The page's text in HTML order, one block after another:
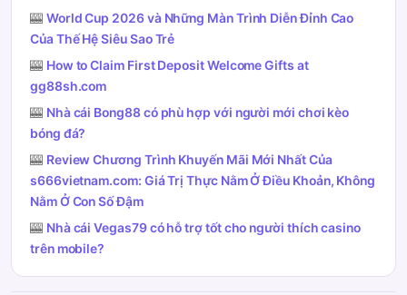
🎰 World Cup 2026 và Những Màn Trình Diễn Đỉnh Cao
Của Thế Hệ Siêu Sao Trẻ
🎰 How to Claim First Deposit Welcome Gifts at
gg88sh.com
🎰 Nhà cái Bong88 có phù hợp với người mới chơi kèo
bóng đá?
🎰 Review Chương Trình Khuyến Mãi Mới Nhất Của
s666vietnam.com: Giá Trị Thực Nằm Ở Điều Khoản, Không
Nằm Ở Con Số Đậm
🎰 Nhà cái Vegas79 có hỗ trợ tốt cho người thích casino
trên mobile?